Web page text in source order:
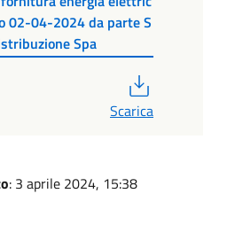
02-04-2024 da parte S
Spa
Scarica
: 3 aprile 2024, 15:38